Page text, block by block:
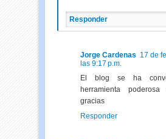
Responder
Jorge Cardenas 17 de
las 9:17 p.m.
El blog se ha
herramienta poderosa
gracias
Responder